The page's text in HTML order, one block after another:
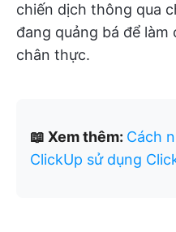
chiến dịch thông qua
đang quảng bá để
chân thực.
📖 Xem thêm: Cách
ClickUp sử dụng